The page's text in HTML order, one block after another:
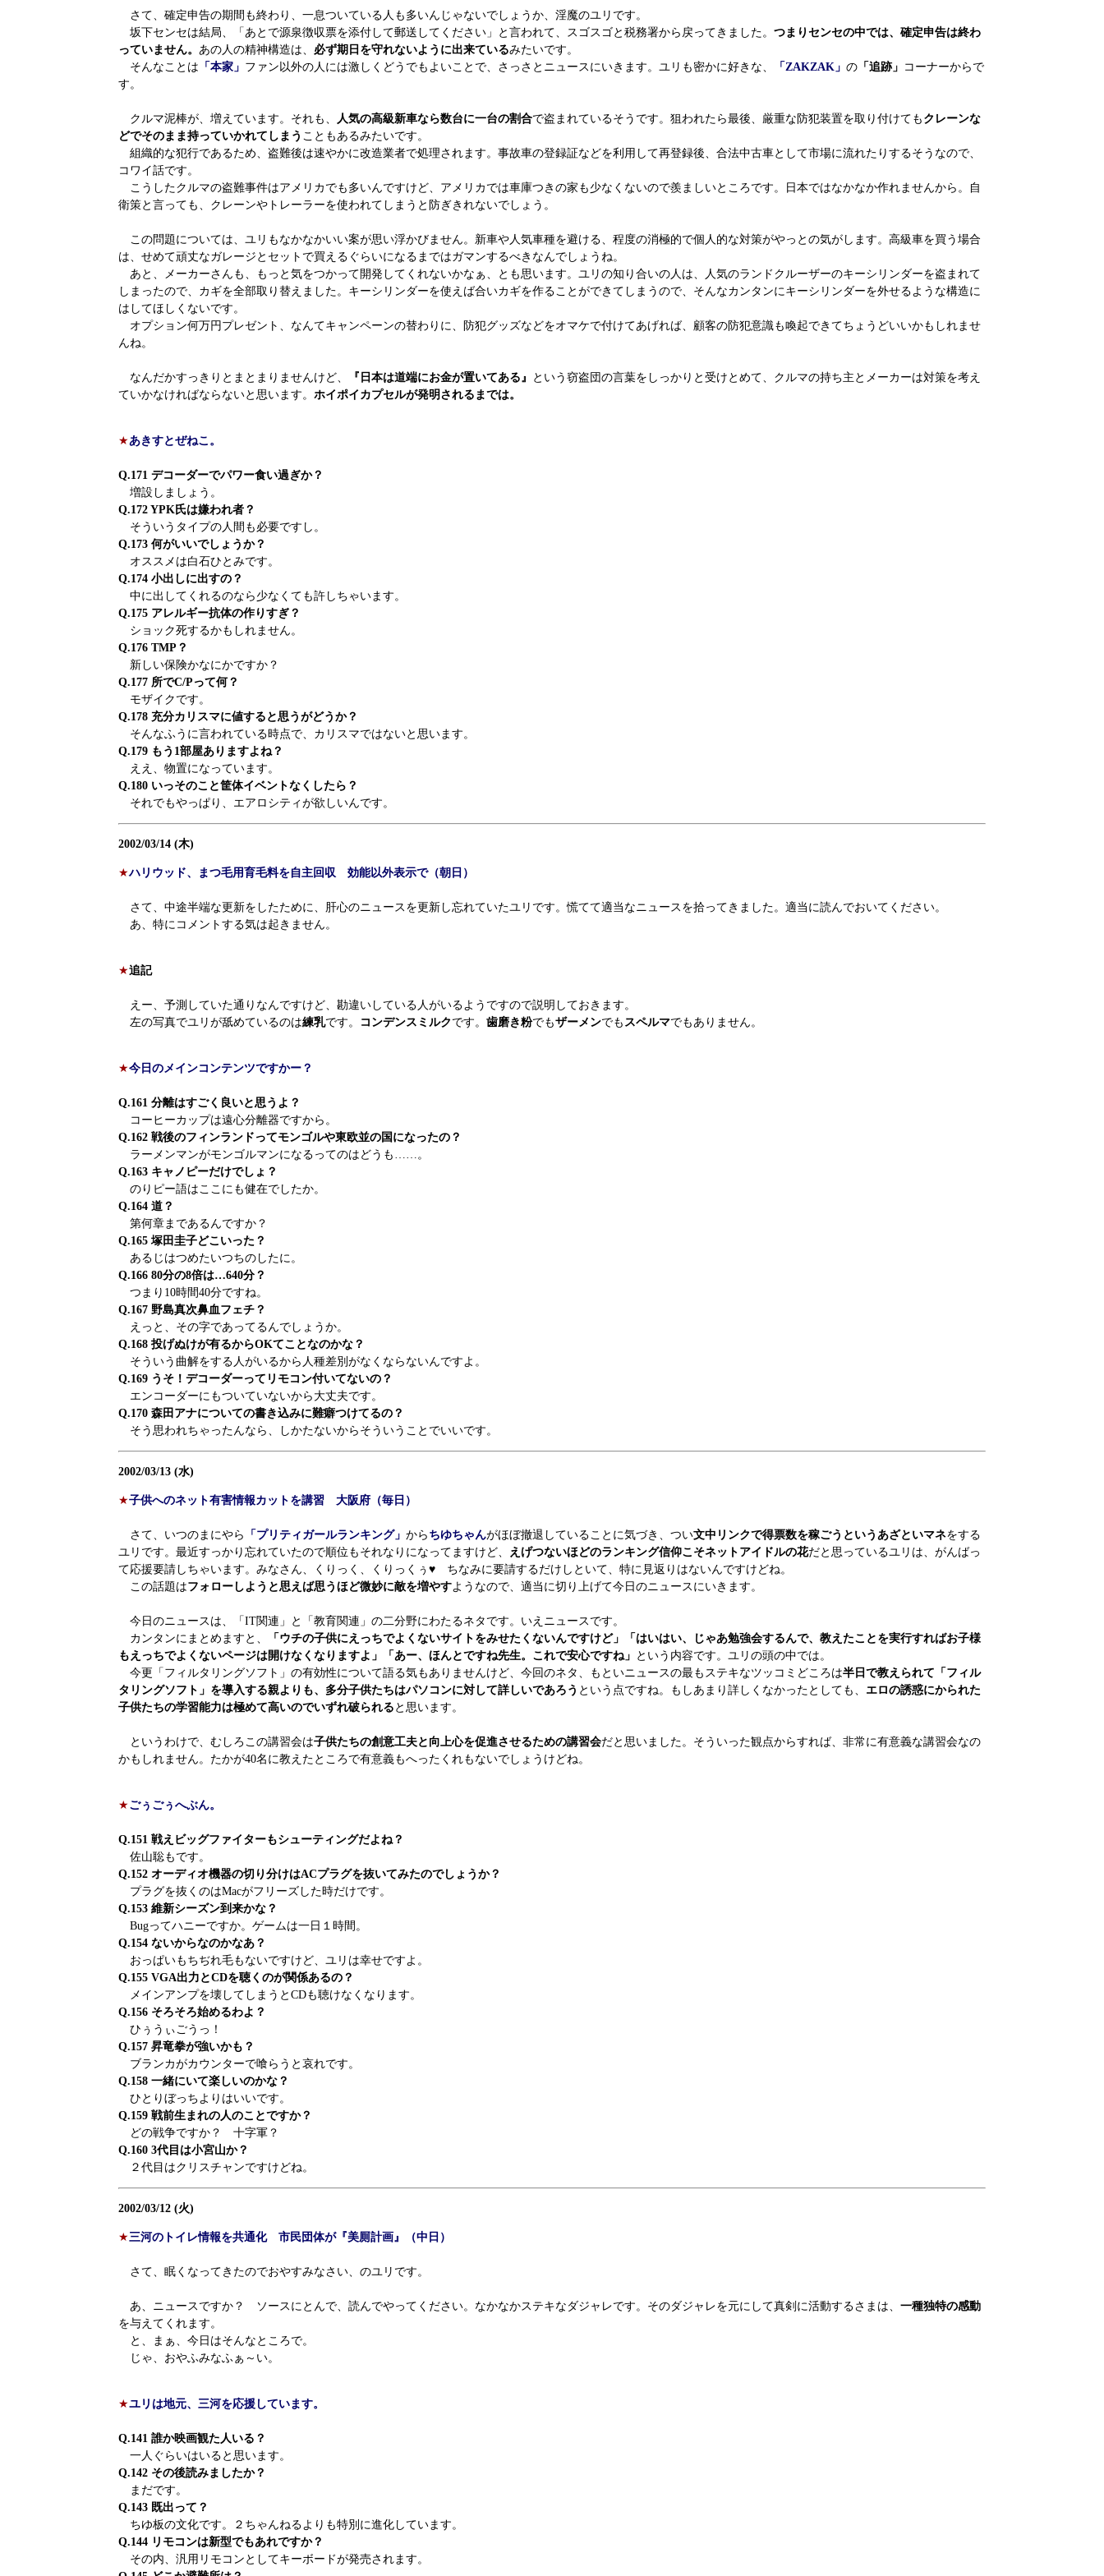
さて、確定申告の期間も終わり、一息ついている人も多いんじゃないでしょうか、淫魔のユリです。
坂下センセは結局、「あとで源泉徴収票を添付して郵送してください」と言われて、スゴスゴと税務署から戻ってきました。 つまりセンセの中では、確定申告は終わ
っていません。 あの人の精神構造は、 必ず期日を守れないように出来ているみたいです。
そんなことは 「本家」 ファン以外の人には激しくどうでもよいことで、さっさとニュースにいきます。ユリも密かに好きな、 「ZAKZAK」 の 「追跡」 コーナーからで
す。
クルマ泥棒が、増えています。それも、 人気の高級新車なら数台に一台の割合で盗まれているそうです。狙われたら最後、厳重な防犯装置を取り付けても クレーンな
どでそのまま持っていかれてしまう こともあるみたいです。
組織的な犯行であるため、盗難後は速やかに改造業者で処理されます。事故車の登録証などを利用して再登録後、合法中古車として市場に流れたりするそうなので、
コワイ話です。
こうしたクルマの盗難事件はアメリカでも多いんですけど、アメリカでは車庫つきの家も少なくないので羨ましいところです。日本ではなかなか作れませんから。自
衛策と言っても、クレーンやトレーラーを使われてしまうと防ぎきれないでしょう。
この問題については、ユリもなかなかいい案が思い浮かびません。新車や人気車種を避ける、程度の消極的で個人的な対策がやっとの気がします。高級車を買う場合
は、せめて頑丈なガレージとセットで買えるぐらいになるまではガマンするべきなんでしょうね。
あと、メーカーさんも、もっと気をつかって開発してくれないかなぁ、とも思います。ユリの知り合いの人は、人気のランドクルーザーのキーシリンダーを盗まれて
しまったので、カギを全部取り替えました。キーシリンダーを使えば合いカギを作ることができてしまうので、そんなカンタンにキーシリンダーを外せるような構造に
はしてほしくないです。
オプション何万円プレゼント、なんてキャンペーンの替わりに、防犯グッズなどをオマケで付けてあげれば、顧客の防犯意識も喚起できてちょうどいいかもしれませ
んね。
なんだかすっきりとまとまりませんけど、 『日本は道端にお金が置いてある』
という窃盗団の言葉をしっかりと受けとめて、クルマの持ち主とメーカーは対策を考え
ていかなければならないと思います。 ホイポイカプセルが発明されるまでは。
★あきすとぜねこ。
Q.171 デコーダーでパワー食い過ぎか？
増設しましょう。
Q.172 YPK氏は嫌われ者？
そういうタイプの人間も必要ですし。
Q.173 何がいいでしょうか？
オススメは白石ひとみです。
Q.174 小出しに出すの？
中に出してくれるのなら少なくても許しちゃいます。
Q.175 アレルギー抗体の作りすぎ？
ショック死するかもしれません。
Q.176 TMP？
新しい保険かなにかですか？
Q.177 所でC/Pって何？
モザイクです。
Q.178 充分カリスマに値すると思うがどうか？
そんなふうに言われている時点で、カリスマではないと思います。
Q.179 もう1部屋ありますよね？
ええ、物置になっています。
Q.180 いっそのこと筐体イベントなくしたら？
それでもやっぱり、エアロシティが欲しいんです。
2002/03/14 (木)
★ハリウッド、まつ毛用育毛料を自主回収 効能以外表示で（朝日）
さて、中途半端な更新をしたために、肝心のニュースを更新し忘れていたユリです。慌てて適当なニュースを拾ってきました。適当に読んでおいてください。
あ、特にコメントする気は起きません。
★追記
えー、予測していた通りなんですけど、勘違いしている人がいるようですので説明しておきます。
左の写真でユリが舐めているのは練乳です。 コンデンスミルク です。 歯磨き粉でもザーメンでも スペルマでもありません。
★今日のメインコンテンツですかー？
Q.161 分離はすごく良いと思うよ？
コーヒーカップは遠心分離器ですから。
Q.162 戦後のフィンランドってモンゴルや東欧並の国になったの？
ラーメンマンがモンゴルマンになるってのはどうも……。
Q.163 キャノピーだけでしょ？
のりピー語はここにも健在でしたか。
Q.164 道？
第何章まであるんですか？
Q.165 塚田圭子どこいった？
あるじはつめたいつちのしたに。
Q.166 80分の8倍は…640分？
つまり10時間40分ですね。
Q.167 野島真次鼻血フェチ？
えっと、その字であってるんでしょうか。
Q.168 投げぬけが有るからOKてことなのかな？
そういう曲解をする人がいるから人種差別がなくならないんですよ。
Q.169 うそ！デコーダーってリモコン付いてないの？
エンコーダーにもついていないから大丈夫です。
Q.170 森田アナについての書き込みに難癖つけてるの？
そう思われちゃったんなら、しかたないからそういうことでいいです。
2002/03/13 (水)
★子供へのネット有害情報カットを講習 大阪府（毎日）
さて、いつのまにやら 「プリティガールランキング」 から ちゆちゃんがほぼ撤退していることに気づき、つい文中リンクで得票数を稼ごうというあざといマネをする
ユリです。最近すっかり忘れていたので順位もそれなりになってますけど、
えげつないほどのランキング信仰こそネットアイドルの花だと思っているユリは、がんばっ
て応援要請しちゃいます。みなさん、くりっく、くりっくぅ♥ ちなみに要請するだけしといて、特に見返りはないんですけどね。
この話題はフォローしようと思えば思うほど微妙に敵を増やすようなので、適当に切り上げて今日のニュースにいきます。
今日のニュースは、「IT関連」と「教育関連」の二分野にわたるネタです。いえニュースです。
カンタンにまとめますと、
「ウチの子供にえっちでよくないサイトをみせたくないんですけど」「はいはい、じゃあ勉強会するんで、教えたことを実行すればお子様
もえっちでよくないページは開けなくなりますよ」「あー、ほんとですね先生。これで安心ですね」 という内容です。ユリの頭の中では。
今更「フィルタリングソフト」の有効性について語る気もありませんけど、今回のネタ、もといニュースの最もステキなツッコミどころは半日で教えられて「フィル
タリングソフト」を導入する親よりも、多分子供たちはパソコンに対して詳しいであろう という点ですね。もしあまり詳しくなかったとしても、 エロの誘惑にかられた
子供たちの学習能力は極めて高いのでいずれ破られる と思います。
というわけで、むしろこの講習会は子供たちの創意工夫と向上心を促進させるための講習会だと思いました。そういった観点からすれば、非常に有意義な講習会なの
かもしれません。たかが40名に教えたところで有意義もへったくれもないでしょうけどね。
★ごぅごぅへぶん。
Q.151 戦えビッグファイターもシューティングだよね？
佐山聡もです。
Q.152 オーディオ機器の切り分けはACプラグを抜いてみたのでしょうか？
プラグを抜くのはMacがフリーズした時だけです。
Q.153 維新シーズン到来かな？
Bugってハニーですか。ゲームは一日１時間。
Q.154 ないからなのかなあ？
おっぱいもちぢれ毛もないですけど、ユリは幸せですよ。
Q.155 VGA出力とCDを聴くのが関係あるの？
メインアンプを壊してしまうとCDも聴けなくなります。
Q.156 そろそろ始めるわよ？
ひぅうぃごうっ！
Q.157 昇竜拳が強いかも？
ブランカがカウンターで喰らうと哀れです。
Q.158 一緒にいて楽しいのかな？
ひとりぼっちよりはいいです。
Q.159 戦前生まれの人のことですか？
どの戦争ですか？ 十字軍？
Q.160 3代目は小宮山か？
２代目はクリスチャンですけどね。
2002/03/12 (火)
★三河のトイレ情報を共通化 市民団体が『美厠計画』（中日）
さて、眠くなってきたのでおやすみなさい、のユリです。
あ、ニュースですか？ ソースにとんで、読んでやってください。なかなかステキなダジャレです。そのダジャレを元にして真剣に活動するさまは、 一種独特の感動
を与えてくれます。
と、まぁ、今日はそんなところで。
じゃ、おやふみなふぁ～い。
★ユリは地元、三河を応援しています。
Q.141 誰か映画観た人いる？
一人ぐらいはいると思います。
Q.142 その後読みましたか？
まだです。
Q.143 既出って？
ちゆ板の文化です。２ちゃんねるよりも特別に進化しています。
Q.144 リモコンは新型でもあれですか？
その内、汎用リモコンとしてキーボードが発売されます。